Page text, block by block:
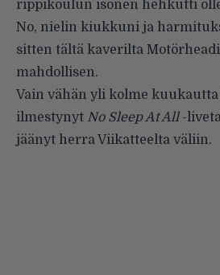
rippikoulun isonen hehkutti
No, nielin kiukkuni ja
sitten tältä kaverilta
mahdollisen.
Vain vähän yli kolme
ilmestynyt No Sleep At All -
jäänyt herra Viikatteelta väliin.